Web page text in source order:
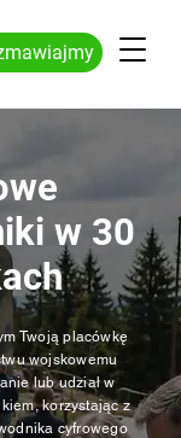
w 30
Twoją placówkę
wojskowemu
lub udział w
korzystając z
cyfrowego